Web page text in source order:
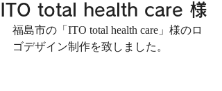
ITO total health care 様
福島市の「ITO total health care」様のロ
ゴデザイン制作を致しました。